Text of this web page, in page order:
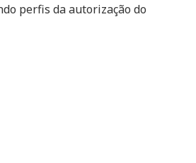
perfis da autorização do